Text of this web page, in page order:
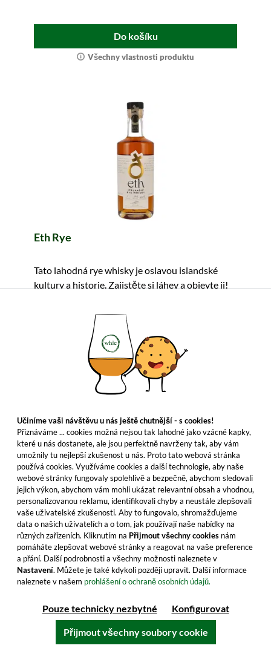
Do košíku
Všechny vlastnosti produktu
Eth Rye
Tato lahodná rye whisky je oslavou islandské
kultury a historie. Zajistěte si láhev a objevte ji!
Obsah: 0.5 Litr (165,98 €/Litr)
včetně DPH, bez nákladů na dopravu
Všechny vlastnosti produktu
Willett Pot Still Reserve Bourbon
Whiskey
Neobvyklý design lahve nás nadchl! Obsah ještě
Učiníme vaši návštěvu u nás ještě chutnější - s cookies!
Přiznáváme ... cookies možná nejsou tak lahodné jako vzácné kapky,
které u nás dostanete, ale jsou perfektně navrženy tak, aby vám
umožnily tu nejlepší zkušenost u nás. Proto tato webová stránka
používá cookies. Využíváme cookies a další technologie, aby naše
webové stránky fungovaly spolehlivě a bezpečně, abychom sledovali
jejich výkon, abychom vám mohli ukázat relevantní obsah a vhodnou,
personalizovanou reklamu, identifikovali chyby a neustále zlepšovali
vaše uživatelské zkušenosti. Aby to fungovalo, shromažďujeme
data o našich uživatelích a o tom, jak používají naše nabídky na
různých zařízeních. Kliknutím na Přijmout všechny cookies nám
pomáháte zlepšovat webové stránky a reagovat na vaše preference
a přání. Další podrobnosti a všechny možnosti naleznete v
Nastavení. Můžete je také kdykoli později upravit. Další informace
naleznete v našem prohlášení o ochraně osobních údajů.
Pouze technicky nezbytné Konfigurovat
Přijmout všechny soubory cookie